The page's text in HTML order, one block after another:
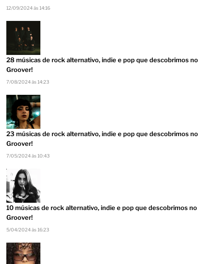
12/09/2024 às 14:16
28 músicas de rock alternativo, indie e pop que descobrimos no
Groover!
7/08/2024 às 14:23
23 músicas de rock alternativo, indie e pop que descobrimos no
Groover!
7/05/2024 às 10:43
10 músicas de rock alternativo, indie e pop que descobrimos no
Groover!
5/04/2024 às 16:23